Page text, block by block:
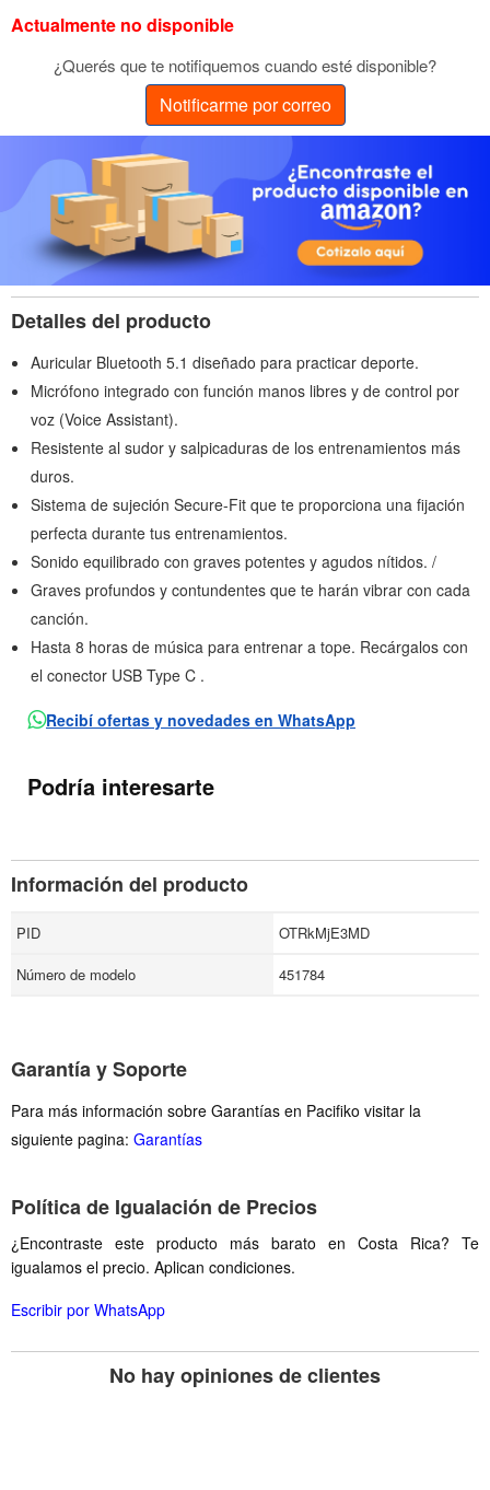
Actualmente no disponible
¿Querés que te notifiquemos cuando esté disponible?
Notificarme por correo
Detalles del producto
Auricular Bluetooth 5.1 diseñado para practicar deporte.
Micrófono integrado con función manos libres y de control por
voz (Voice Assistant).
Resistente al sudor y salpicaduras de los entrenamientos más
duros.
Sistema de sujeción Secure-Fit que te proporciona una fijación
perfecta durante tus entrenamientos.
Sonido equilibrado con graves potentes y agudos nítidos. /
Graves profundos y contundentes que te harán vibrar con cada
canción.
Hasta 8 horas de música para entrenar a tope. Recárgalos con
el conector USB Type C .
Recibí ofertas y novedades en WhatsApp
Podría interesarte
Información del producto
PID
OTRkMjE3MD
Número de modelo
451784
Garantía y Soporte
Para más información sobre Garantías en Pacifiko visitar la
siguiente pagina: Garantías
Política de Igualación de Precios
¿Encontraste este producto más barato en Costa Rica? Te
igualamos el precio. Aplican condiciones.
Escribir por WhatsApp
No hay opiniones de clientes